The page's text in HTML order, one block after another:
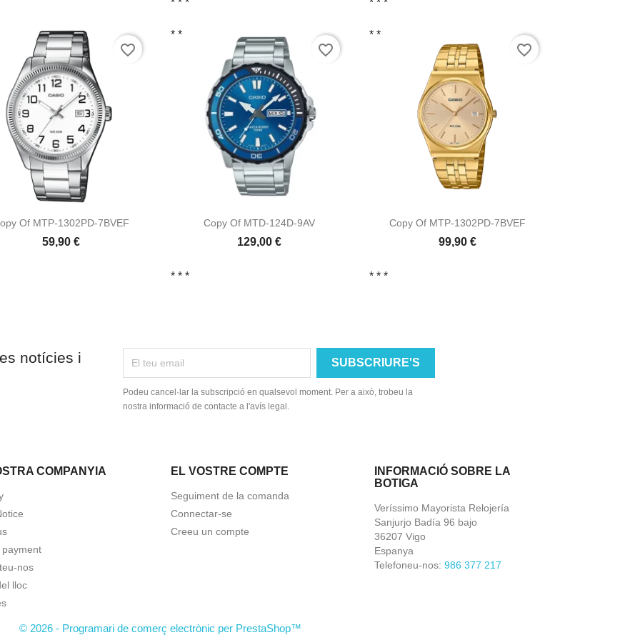
Vista ràpida
Of MTP-1302PD-7BVEF
59,90 €
favorite_border
Vista ràpida
Copy Of MTD-124D-9AV
129,00 €
* *
* *
*
favorite_border
Vista ràpida
Copy Of MTP-1302PD-7BVEF
99,90 €
* *
* *
*
favorite_border
notícies i
Podeu cancel·lar la subscripció en qualsevol moment. Per a això, trobeu la
nostra informació de contacte a l'avís legal.
COMPANYIA
payment
nos
lloc
EL VOSTRE COMPTE
Seguiment de la comanda
Connectar-se
Creeu un compte
INFORMACIÓ SOBRE LA
BOTIGA
Veríssimo Mayorista Relojería
Sanjurjo Badía 96 bajo
36207 Vigo
Espanya
Telefoneu-nos: 986 377 217
© 2026 - Programari de comerç electrònic per PrestaShop™